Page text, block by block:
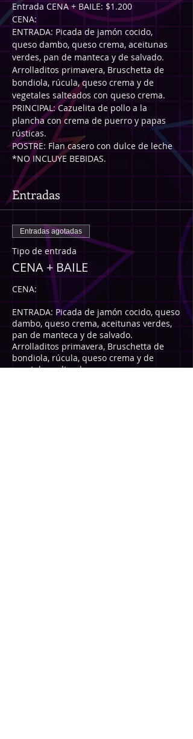
Entrada CENA + BAILE: $1.200
CENA:
ENTRADA: Picada de jamón cocido,
queso dambo, queso crema, aceitunas
verdes, pan de manteca y de salvado.
Arrolladitos primavera, Bruschetta de
bondiola, rúcula, queso crema y de
vegetales salteados con queso crema.
PRINCIPAL: Cazuelita de pollo a la
plancha con crema de puerro y papas
rústicas.
POSTRE: Flan casero con dulce de leche
*NO INCLUYE BEBIDAS.
Entradas
Entradas agotadas
Tipo de entrada
CENA + BAILE
CENA:
ENTRADA: Picada de jamón cocido, queso
dambo, queso crema, aceitunas verdes,
pan de manteca y de salvado.
Arrolladitos primavera, Bruschetta de
bondiola, rúcula, queso crema y de
vegetales salteados con queso crema.